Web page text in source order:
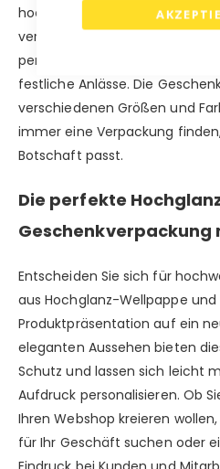
hochwertigen
verleiht Ihren Geschenken eine
perfekt für exklusive Produkte,
festliche Anlässe. Die
verschiedenen Größen und
immer eine Verpackung
Botschaft passt.
Die perfekte
Geschenkverpackung
Entscheiden Sie sich für
aus Hochglanz-Wellpappe und
Produktpräsentation auf ein
eleganten Aussehen bieten
Schutz und lassen sich leicht
Aufdruck personalisieren. Ob
Ihren Webshop kreieren
für Ihr Geschäft suchen oder